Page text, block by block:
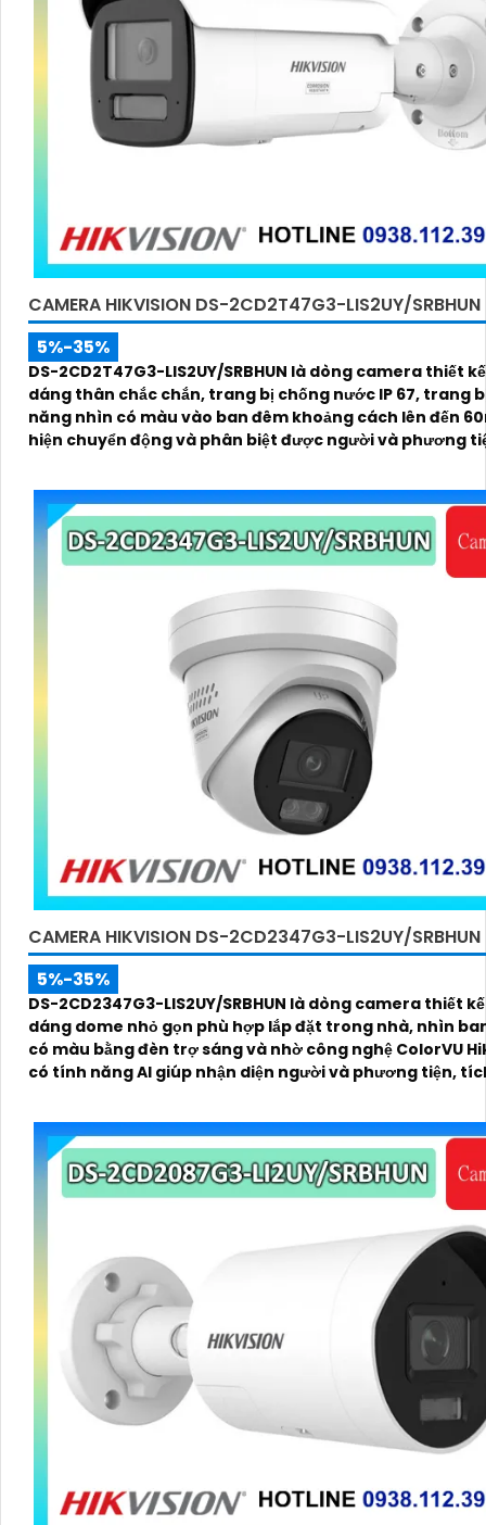
CAMERA HIKVISION DS-2CD2T47G3-LIS2UY/SRBHUN
5%-35%
DS-2CD2T47G3-LIS2UY/SRBHUN là dòng camera thiết
dáng thân chắc chắn, trang bị chống nước IP 67, trang bị khả
năng nhìn có màu vào ban đêm khoảng cách lên đến
hiện chuyển động và phân biệt được người và phương
CAMERA HIKVISION DS-2CD2347G3-LIS2UY/SRBHUN
5%-35%
DS-2CD2347G3-LIS2UY/SRBHUN là dòng camera thiết
dáng dome nhỏ gọn phù hợp lắp đặt trong nhà, nhìn
có màu bằng đèn trợ sáng và nhờ công nghệ ColorVU
có tính năng AI giúp nhận diện người và phương tiện,